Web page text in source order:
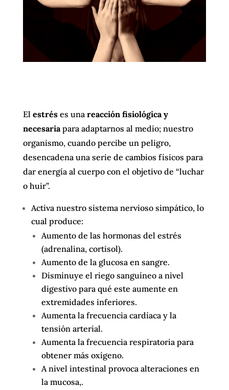
El estréses una reacción fisiológica y
necesariapara adaptarnos al medio; nuestro
organismo, cuando percibe un peligro,
desencadena una serie de cambios físicos para
dar energía al cuerpo con el objetivo de “luchar
o huir”.
Activa nuestro sistema nervioso simpático, lo
cual produce:
Aumento de las hormonas del estrés
(adrenalina, cortisol).
Aumento de la glucosa en sangre.
Disminuye el riego sanguíneo a nivel
digestivo para qué este aumente en
extremidades inferiores.
Aumenta la frecuencia cardíaca y la
tensión arterial.
Aumenta la frecuencia respiratoria para
obtener más oxígeno.
A nivel intestinal provoca alteraciones en
la mucosa,.